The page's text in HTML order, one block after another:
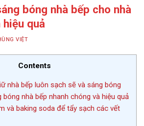
bóng nhà bếp cho nhà
hiệu quả
VIỆT
Contents
nhà bếp luôn sạch sẽ và sáng bóng
bóng nhà bếp nhanh chóng và hiệu quả
và baking soda để tẩy sạch các vết